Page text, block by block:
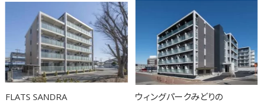
FLATS SANDRA ウィングパークみどりの